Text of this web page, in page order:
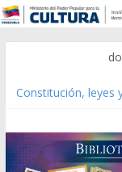
Constitución, leyes
Modesta Bor
Gaceta Oficial de